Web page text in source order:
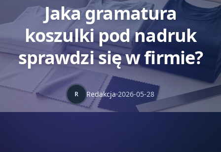
Jaka gramatura
koszulki pod nadruk
sprawdzi się w firmie?
R Redakcja 2026-05-28